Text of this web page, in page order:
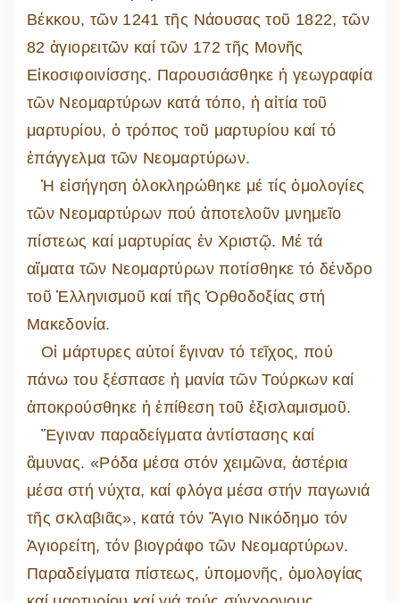
Βέκκου, τῶν 1241 τῆς Νάουσας τοῦ 1822, τῶν
82 ἁγιορειτῶν καί τῶν 172 τῆς Μονῆς
Εἰκοσιφοινίσσης. Παρουσιάσθηκε ἡ γεωγραφία
τῶν Νεομαρτύρων κατά τόπο, ἡ αἰτία τοῦ
μαρτυρίου, ὁ τρόπος τοῦ μαρτυρίου καί τό
ἐπάγγελμα τῶν Νεομαρτύρων.
Ἡ εἰσήγηση ὁλοκληρώθηκε μέ τίς ὁμολογίες
τῶν Νεομαρτύρων πού ἀποτελοῦν μνημεῖο
πίστεως καί μαρτυρίας ἐν Χριστῷ. Μέ τά
αἵματα τῶν Νεομαρτύρων ποτίσθηκε τό δένδρο
τοῦ Ἑλληνισμοῦ καί τῆς Ὀρθοδοξίας στή
Μακεδονία.
Οἱ μάρτυρες αὐτοί ἔγιναν τό τεῖχος, πού
πάνω του ξέσπασε ἡ μανία τῶν Τούρκων καί
ἀποκρούσθηκε ἡ ἐπίθεση τοῦ ἐξισλαμισμοῦ.
Ἔγιναν παραδείγματα ἀντίστασης καί
ἂμυνας. «Ρόδα μέσα στόν χειμῶνα, ἀστέρια
μέσα στή νύχτα, καί φλόγα μέσα στήν παγωνιά
τῆς σκλαβιᾶς», κατά τόν Ἅγιο Νικόδημο τόν
Ἁγιορείτη, τόν βιογράφο τῶν Νεομαρτύρων.
Παραδείγματα πίστεως, ὑπομονῆς, ὁμολογίας